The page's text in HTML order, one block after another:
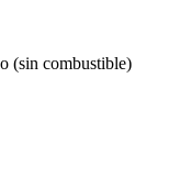
(sin combustible)